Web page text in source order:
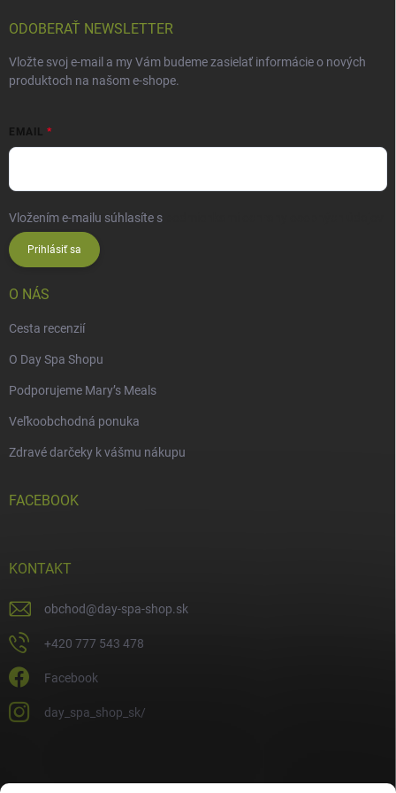
ODOBERAŤ NEWSLETTER
Vložte svoj e-mail a my Vám budeme zasielať informácie o nových
produktoch na našom e-shope.
EMAIL
Vložením e-mailu súhlasíte s
Prihlásiť sa
O NÁS
Cesta recenzií
O Day Spa Shopu
Podporujeme Mary’s Meals
Veľkoobchodná ponuka
Zdravé darčeky k vášmu nákupu
FACEBOOK
KONTAKT
obchod@day-spa-shop.sk
+420 777 543 478
Facebook
day_spa_shop_sk/